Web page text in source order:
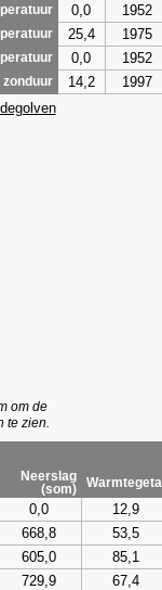
0,0 1952
25,4 1975
0,0 1952
zonduur 14,2
1997
om de
te zien.
Neerslag
(som)
Warmtegetal
0,0 12,9
668,8 53,5
605,0 85,1
729,9 67,4